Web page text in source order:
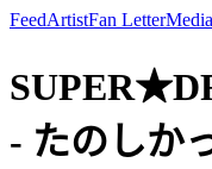
FeedArtistFan LetterMedia
- たのしか